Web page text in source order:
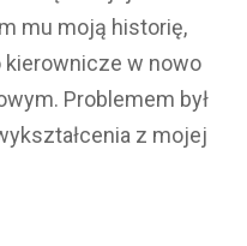
mu moją historię,
kierownicze w nowo
Problemem był
z mojej